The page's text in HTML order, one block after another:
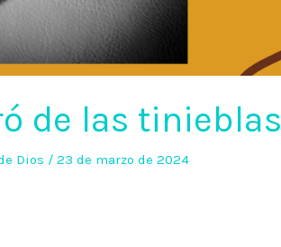
de las tinieblas
Dios /23 de marzo de 2024